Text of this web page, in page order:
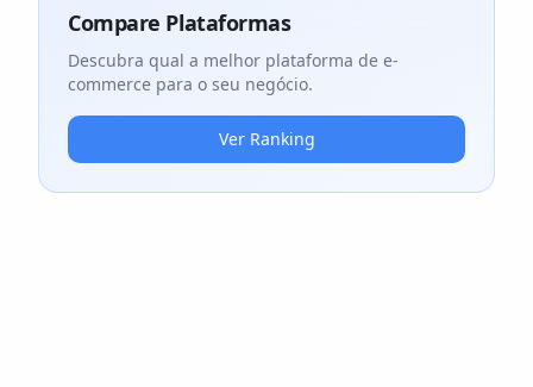
Compare Plataformas
Descubra qual a melhor plataforma de e-
commerce para o seu negócio.
Ver Ranking